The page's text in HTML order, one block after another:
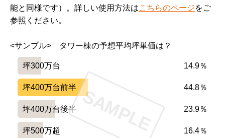
能と同様です）。詳しい使用方法はこちらのページをご
参照ください。
<サンプル>　タワー棟の予想平均坪単価は？
坪300万台 14.9％
坪400万台前半 44.8％
坪400万台後半 23.9％
坪500万超 16.4％
SAMPLE